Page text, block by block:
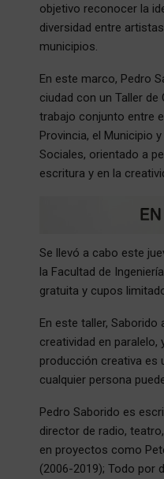
objetivo reconocer la
diversidad entre
municipios.
En este marco, Pedro
ciudad con un Taller de
trabajo conjunto entre
Provincia, el Municipio
Sociales, orientado a
escritura y en la
Se llevó a cabo este
la Facultad de
gratuita y cupos
En este taller,
creatividad en paralelo,
producción creativa es
cualquier persona
Pedro Saborido es
director de radio,
en proyectos como
(2006-2019); Todo por